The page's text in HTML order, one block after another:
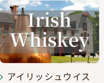
アイリッシュウイス